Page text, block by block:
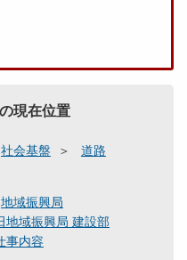
現在位置
社会基盤
道路
地域振興局
地域振興局 建設部
事内容